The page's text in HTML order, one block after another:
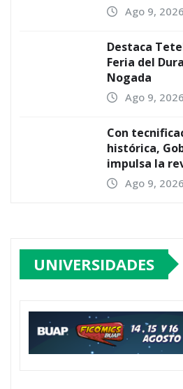
Ago 9, 2026
Destaca
Feria del
Nogada
Ago 9, 2026
Con
histórica,
impulsa la
Ago 9, 2026
UNIVERSIDADES